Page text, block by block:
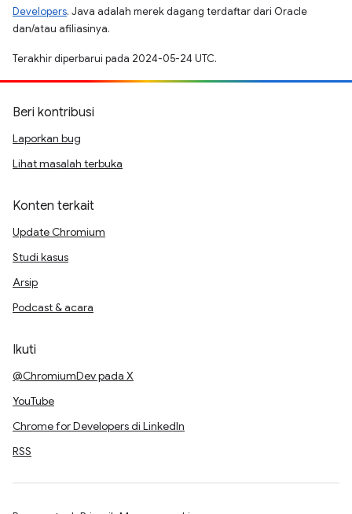
Developers. Java adalah merek dagang terdaftar dari Oracle
dan/atau afiliasinya.
Terakhir diperbarui pada 2024-05-24 UTC.
Beri kontribusi
Laporkan bug
Lihat masalah terbuka
Konten terkait
Update Chromium
Studi kasus
Arsip
Podcast & acara
Ikuti
@ChromiumDev pada X
YouTube
Chrome for Developers di LinkedIn
RSS